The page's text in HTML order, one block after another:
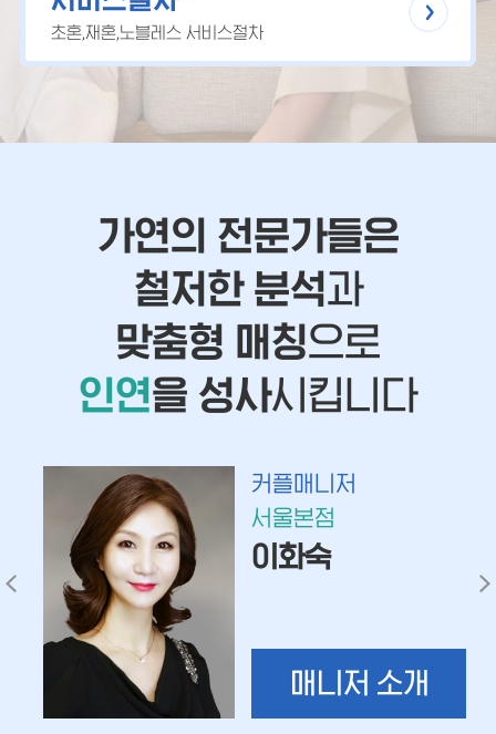
초혼,재혼,노블레스 서비스절차
가연의 전문가들은
철저한 분석과
맞춤형 매칭으로
인연을 성사시킵니다
커플매니저
서울본점
이화숙
매니저 소개